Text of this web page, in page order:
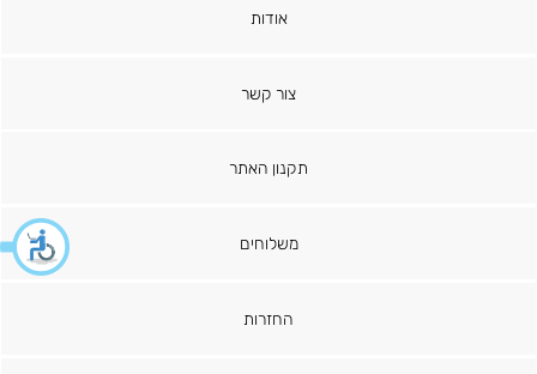
אודות
צור קשר
תקנון האתר
משלוחים
החזרות